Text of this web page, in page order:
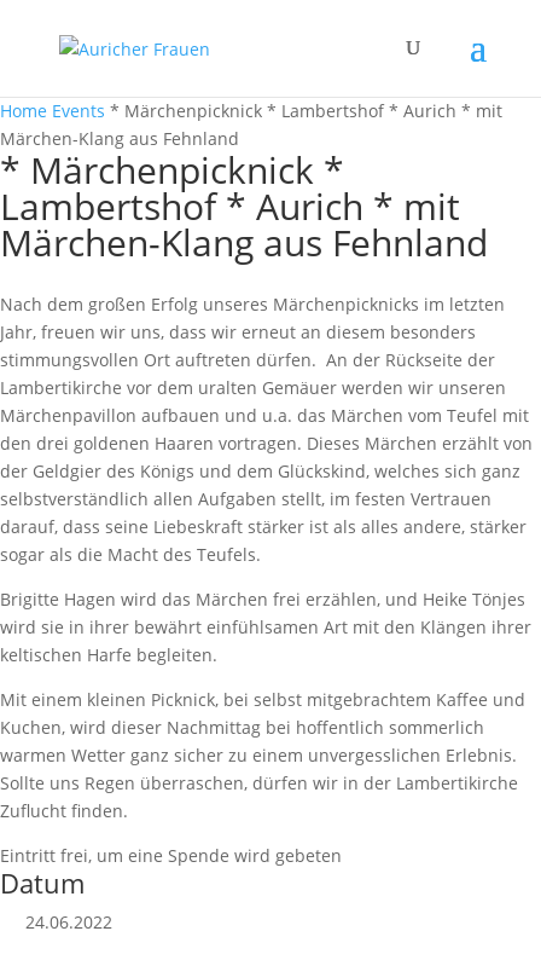
Home Events * Märchenpicknick * Lambertshof * Aurich * mit
Märchen-Klang aus Fehnland
* Märchenpicknick *
Lambertshof * Aurich * mit
Märchen-Klang aus Fehnland
Nach dem großen Erfolg unseres Märchenpicknicks im letzten
Jahr, freuen wir uns, dass wir erneut an diesem besonders
stimmungsvollen Ort auftreten dürfen. An der Rückseite der
Lambertikirche vor dem uralten Gemäuer werden wir unseren
Märchenpavillon aufbauen und u.a. das Märchen vom Teufel mit
den drei goldenen Haaren vortragen. Dieses Märchen erzählt von
der Geldgier des Königs und dem Glückskind, welches sich ganz
selbstverständlich allen Aufgaben stellt, im festen Vertrauen
darauf, dass seine Liebeskraft stärker ist als alles andere, stärker
sogar als die Macht des Teufels.
Brigitte Hagen wird das Märchen frei erzählen, und Heike Tönjes
wird sie in ihrer bewährt einfühlsamen Art mit den Klängen ihrer
keltischen Harfe begleiten.
Mit einem kleinen Picknick, bei selbst mitgebrachtem Kaffee und
Kuchen, wird dieser Nachmittag bei hoffentlich sommerlich
warmen Wetter ganz sicher zu einem unvergesslichen Erlebnis.
Sollte uns Regen überraschen, dürfen wir in der Lambertikirche
Zuflucht finden.
Eintritt frei, um eine Spende wird gebeten
Datum
24.06.2022